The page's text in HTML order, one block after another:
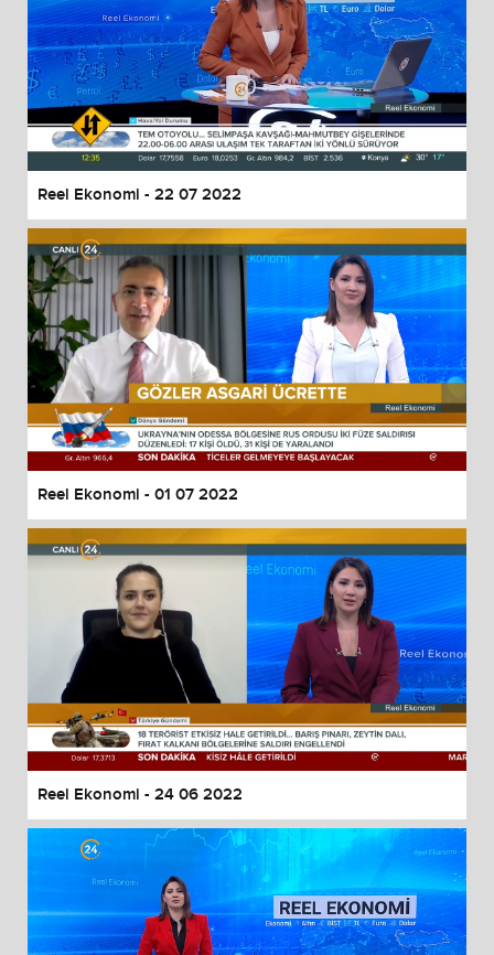
Reel Ekonomi - 22 07 2022
Reel Ekonomi - 01 07 2022
Reel Ekonomi - 24 06 2022